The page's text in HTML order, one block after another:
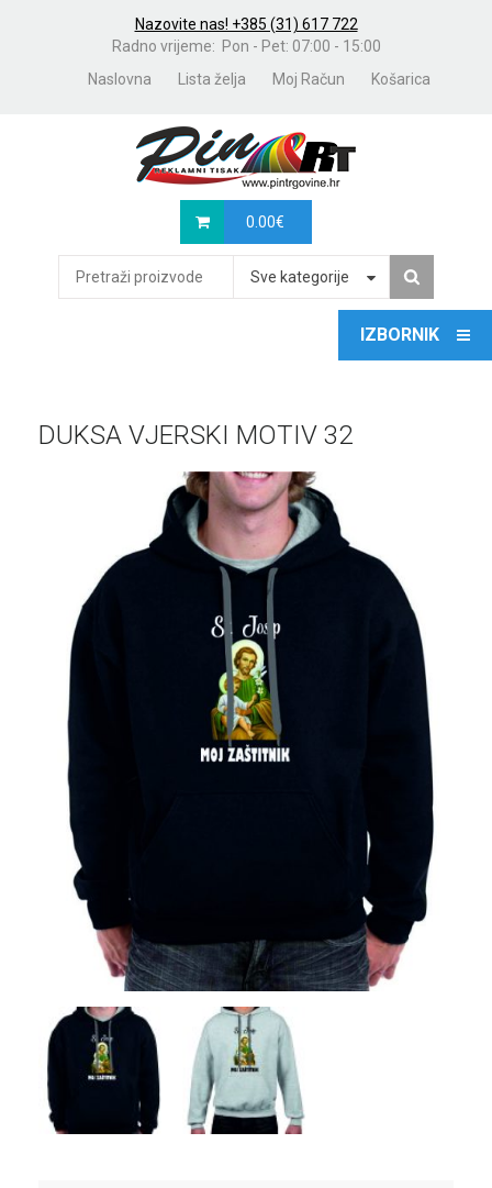
Nazovite nas! +385 (31) 617 722
Radno vrijeme: Pon - Pet: 07:00 - 15:00
Naslovna
Lista želja Moj Račun Košarica
0.00€
Sve kategorije
DUKSA VJERSKI MOTIV 32